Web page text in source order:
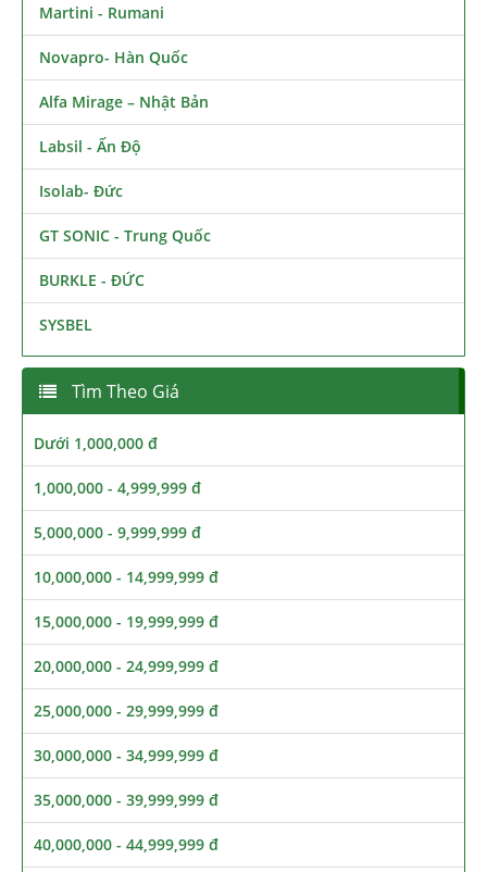
Martini - Rumani
Novapro- Hàn Quốc
Alfa Mirage – Nhật Bản
Labsil - Ấn Độ
Isolab- Đức
GT SONIC - Trung Quốc
BURKLE - ĐỨC
SYSBEL
Tìm Theo Giá
Dưới 1,000,000 đ
1,000,000 - 4,999,999 đ
5,000,000 - 9,999,999 đ
10,000,000 - 14,999,999 đ
15,000,000 - 19,999,999 đ
20,000,000 - 24,999,999 đ
25,000,000 - 29,999,999 đ
30,000,000 - 34,999,999 đ
35,000,000 - 39,999,999 đ
40,000,000 - 44,999,999 đ